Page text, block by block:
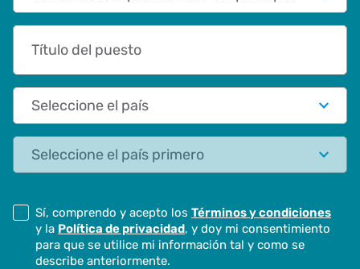
País
Estado
Sí, comprendo y acepto los Términos y condiciones
y la Política de privacidad, y doy mi consentimiento
para que se utilice mi información tal y como se
describe anteriormente.